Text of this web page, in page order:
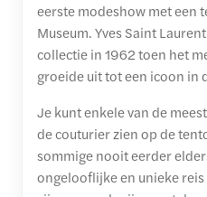
eerste modeshow met een
Museum. Yves Saint
collectie in 1962 toen het
groeide uit tot een icoon in
Je kunt enkele van de
de couturier zien op de
sommige nooit eerder
ongelooflijke en unieke reis